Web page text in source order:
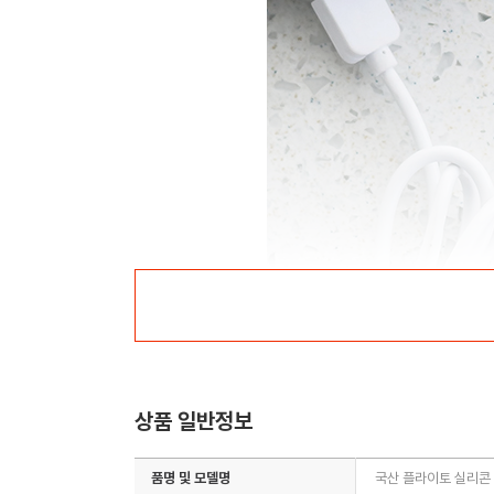
상품 일반정보
품명 및 모델명 국산 플라이토 실리